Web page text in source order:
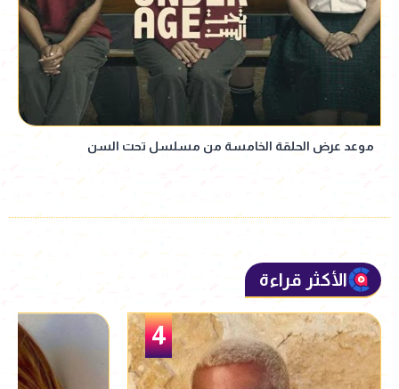
موعد عرض الحلقة الخامسة من مسلسل تحت السن
الأكثر قراءة
5